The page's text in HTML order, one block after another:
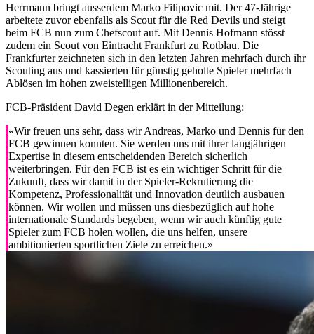
Herrmann bringt ausserdem Marko Filipovic mit. Der 47-Jährige
arbeitete zuvor ebenfalls als Scout für die Red Devils und steigt
beim FCB nun zum Chefscout auf. Mit Dennis Hofmann stösst
zudem ein Scout von Eintracht Frankfurt zu Rotblau. Die
Frankfurter zeichneten sich in den letzten Jahren mehrfach durch ihr
Scouting aus und kassierten für günstig geholte Spieler mehrfach
Ablösen im hohen zweistelligen Millionenbereich.
FCB-Präsident David Degen erklärt in der Mitteilung:
«Wir freuen uns sehr, dass wir Andreas, Marko und Dennis für den
FCB gewinnen konnten. Sie werden uns mit ihrer langjährigen
Expertise in diesem entscheidenden Bereich sicherlich
weiterbringen. Für den FCB ist es ein wichtiger Schritt für die
Zukunft, dass wir damit in der Spieler-Rekrutierung die
Kompetenz, Professionalität und Innovation deutlich ausbauen
können. Wir wollen und müssen uns diesbezüglich auf hohe
internationale Standards begeben, wenn wir auch künftig gute
Spieler zum FCB holen wollen, die uns helfen, unsere
ambitionierten sportlichen Ziele zu erreichen.»